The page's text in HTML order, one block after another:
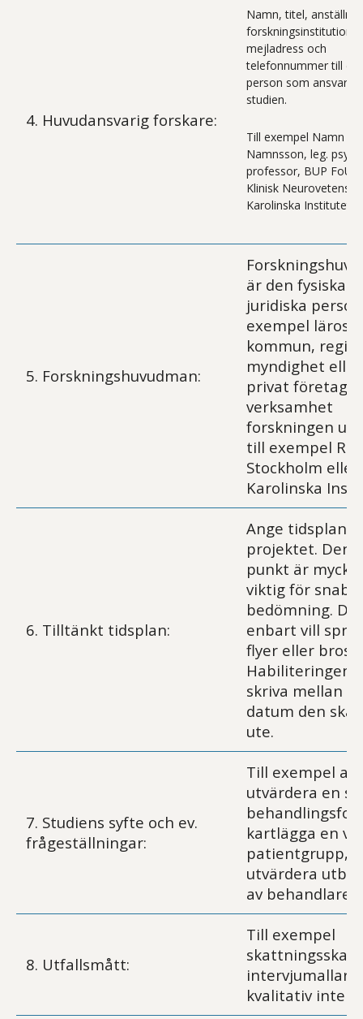
4. Huvudansvarig forskare:
Namn, titel,
forskningsinstitution
mejladress och
telefonnummer till
person som ansvarar
studien.
Till exempel Namn
Namnsson, leg.
professor, BUP FoU,
Klinisk
Karolinska Institutet
5. Forskningshuvudman:
är den fysiska
juridiska
exempel
kommun,
myndighet eller
privat företag) i
verksamhet
forskningen
till exempel
Stockholm eller
Karolinska
6. Tilltänkt tidsplan:
Ange
projektet.
punkt är
viktig för snabb
bedömning. Du
enbart vill
flyer eller
Habiliteringen
skriva mellan
datum den ska
ute.
7. Studiens syfte och ev.
frågeställningar:
Till exempel att
utvärdera en
kartlägga en
patientgrupp,
utvärdera
av behandlare.
8. Utfallsmått:
Till exempel
intervjumallar,
kvalitativ